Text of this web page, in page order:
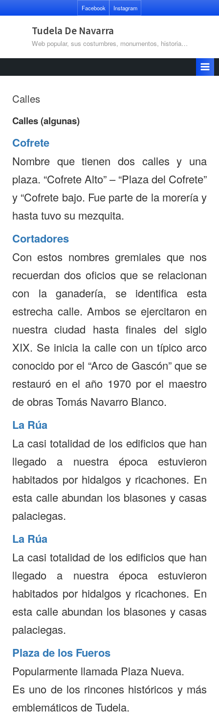
al
Facebook Instagram
Tudela De Navarra
Web popular, sus costumbres, monumentos, historia…
Calles
Calles (algunas)
Cofrete
Nombre que tienen dos calles y una
plaza. “Cofrete Alto” – “Plaza del Cofrete”
y “Cofrete bajo. Fue parte de la morería y
hasta tuvo su mezquita.
Cortadores
Con estos nombres gremiales que nos
recuerdan dos oficios que se relacionan
con la ganadería, se identifica esta
estrecha calle. Ambos se ejercitaron en
nuestra ciudad hasta finales del siglo
XIX. Se inicia la calle con un típico arco
conocido por el “Arco de Gascón” que se
restauró en el año 1970 por el maestro
de obras Tomás Navarro Blanco.
La Rúa
La casi totalidad de los edificios que han
llegado a nuestra época estuvieron
habitados por hidalgos y ricachones. En
esta calle abundan los blasones y casas
palaciegas.
La Rúa
La casi totalidad de los edificios que han
llegado a nuestra época estuvieron
habitados por hidalgos y ricachones. En
esta calle abundan los blasones y casas
palaciegas.
Plaza de los Fueros
Popularmente llamada Plaza Nueva.
Es uno de los rincones históricos y más
emblemáticos de Tudela.